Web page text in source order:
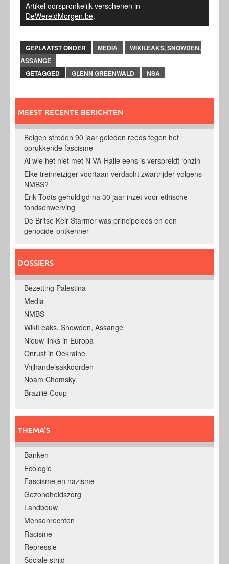
Artikel oorspronkelijk verschenen in
DeWereldMorgen.be.
GEPLAATST ONDER MEDIA
WIKILEAKS, SNOWDEN,
ASSANGE
GETAGGED
GLENN GREENWALD NSA
MEEST RECENTE BERICHTEN
Belgen streden 90 jaar geleden reeds tegen het
oprukkende fascisme
Al wie het niet met N-VA-Halle eens is verspreidt ‘onzin’
Elke treinreiziger voortaan verdacht zwartrijder volgens
NMBS?
Erik Todts gehuldigd na 30 jaar inzet voor ethische
fondsenwerving
De Britse Keir Starmer was principeloos en een
genocide-ontkenner
DOSSIERS
Bezetting Palestina
Media
NMBS
WikiLeaks, Snowden, Assange
Nieuw links in Europa
Onrust in Oekraine
Vrijhandelsakkoorden
Noam Chomsky
Brazilië Coup
THEMA’S
Banken
Ecologie
Fascisme en nazisme
Gezondheidszorg
Landbouw
Mensenrechten
Racisme
Repressie
Sociale strijd